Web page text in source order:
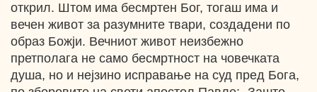
открил. Штом има бесмртен Бог, тогаш има и
вечен живот за разумните твари, создадени по
образ Божји. Вечниот живот неизбежно
претполага не само бесмртност на човечката
душа, но и нејзино исправање на суд пред Бога,